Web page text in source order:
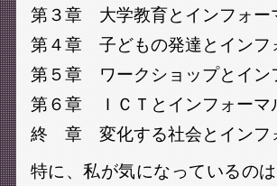
第３章 大学教育とインフォー
第４章 子どもの発達とインフ
第５章 ワークショップとイン
第６章 ＩＣＴとインフォーマ
終 章 変化する社会とインフ
特に、私が気になっているの